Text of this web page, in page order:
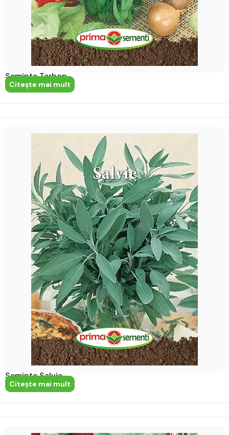
Seminte Tarhon
Citeşte mai mult
Seminte Salvie
Citeşte mai mult